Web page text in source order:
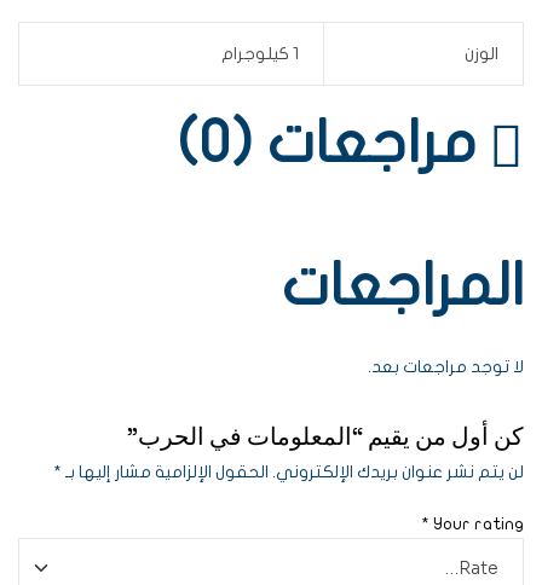
الوزن 1 كيلوجرام
مراجعات (0)
المراجعات
لا توجد مراجعات بعد.
كن أول من يقيم “المعلومات في الحرب”
لن يتم نشر عنوان بريدك الإلكتروني. الحقول الإلزامية مشار إليها بـ *
Your rating
*